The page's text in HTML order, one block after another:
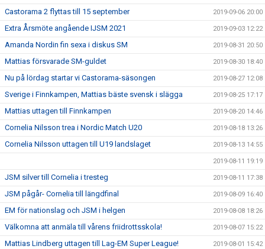
Castorama 2 flyttas till 15 september 2019-09-06 20:00
Extra Årsmöte angående IJSM 2021 2019-09-03 12:22
Amanda Nordin fin sexa i diskus SM 2019-08-31 20:50
Mattias försvarade SM-guldet 2019-08-30 18:40
Nu på lördag startar vi Castorama-säsongen 2019-08-27 12:08
Sverige i Finnkampen, Mattias bäste svensk i slägga 2019-08-25 17:17
Mattias uttagen till Finnkampen 2019-08-20 14:46
Cornelia Nilsson trea i Nordic Match U20 2019-08-18 13:26
Cornelia Nilsson uttagen till U19 landslaget 2019-08-13 14:55
2019-08-11 19:19
JSM silver till Cornelia i tresteg 2019-08-11 17:38
JSM pågår- Cornelia till längdfinal 2019-08-09 16:40
EM för nationslag och JSM i helgen 2019-08-08 18:26
Välkomna att anmäla till vårens friidrottsskola! 2019-08-07 15:22
Mattias Lindberg uttagen till Lag-EM Super League! 2019-08-01 15:42